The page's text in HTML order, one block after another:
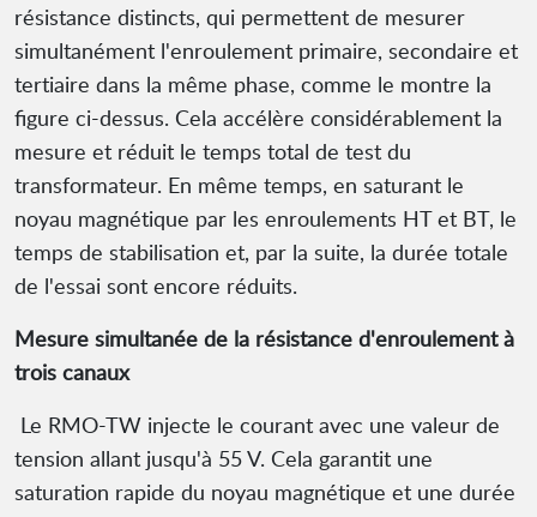
résistance distincts, qui permettent de mesurer
simultanément l'enroulement primaire, secondaire et
tertiaire dans la même phase, comme le montre la
figure ci-dessus. Cela accélère considérablement la
mesure et réduit le temps total de test du
transformateur. En même temps, en saturant le
noyau magnétique par les enroulements HT et BT, le
temps de stabilisation et, par la suite, la durée totale
de l'essai sont encore réduits.
Mesure simultanée de la résistance d'enroulement à
trois canaux
Le RMO-TW injecte le courant avec une valeur de
tension allant jusqu'à 55 V. Cela garantit une
saturation rapide du noyau magnétique et une durée